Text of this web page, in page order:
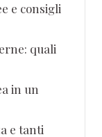
e consigli
quali
in un
e tanti